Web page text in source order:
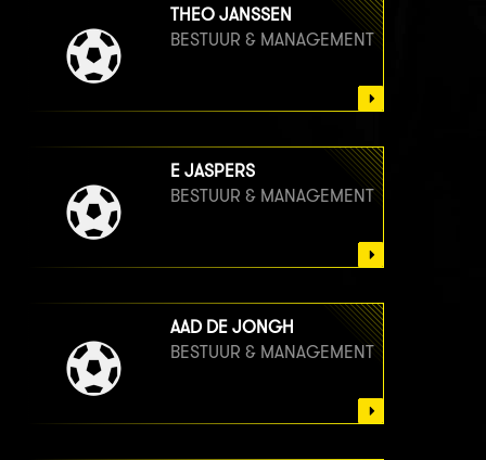
THEO JANSSEN
BESTUUR & MANAGEMENT
E JASPERS
BESTUUR & MANAGEMENT
AAD DE JONGH
BESTUUR & MANAGEMENT